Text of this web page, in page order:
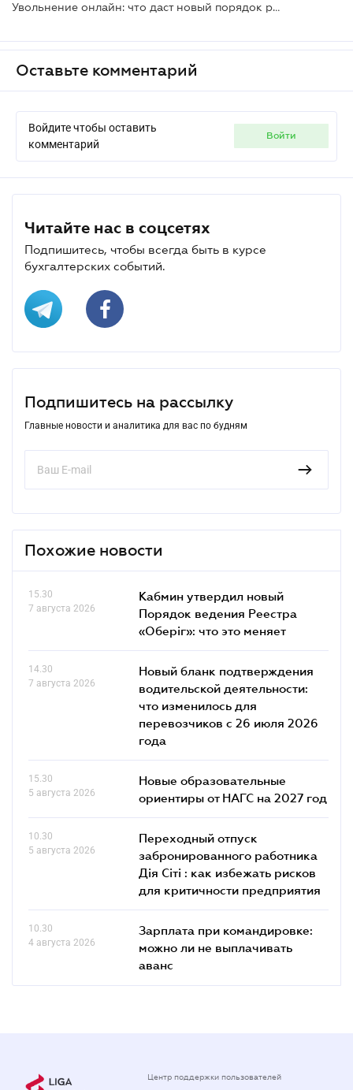
Увольнение онлайн: что даст новый порядок работникам и бизнесу
Оставьте комментарий
Войдите чтобы оставить
комментарий
войти
Читайте нас в соцсетях
Подпишитесь, чтобы всегда быть в курсе
бухгалтерских событий.
Подпишитесь на рассылку
Главные новости и аналитика для вас по будням
Похожие новости
15.30
7 августа 2026
Кабмин утвердил новый
Порядок ведения Реестра
«Оберіг»: что это меняет
14.30
7 августа 2026
Новый бланк подтверждения
водительской деятельности:
что изменилось для
перевозчиков с 26 июля 2026
года
15.30
5 августа 2026
Новые образовательные
ориентиры от НАГС на 2027 год
10.30
5 августа 2026
Переходный отпуск
забронированного работника
Дія Сіті : как избежать рисков
для критичности предприятия
10.30
4 августа 2026
Зарплата при командировке:
можно ли не выплачивать
аванс
Центр поддержки пользователей